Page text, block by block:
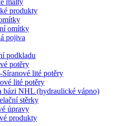
produkty
omítky
pojiva
podkladu
potěry
Síranové lité potěry
lité potěry
bázi NHL (hydraulické vápno)
stěrky
úpravy
produkty